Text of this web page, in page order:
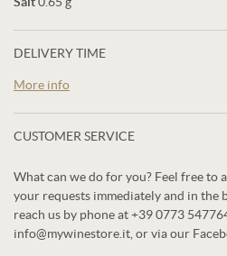
DELIVERY TIME
More info
CUSTOMER SERVICE
What can we do for you? Feel free to
your requests immediately and in the
reach us by phone at +39 0773
info@mywinestore.it, or via our